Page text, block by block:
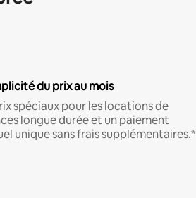
du prix au mois
spéciaux pour les locations de
longue durée et un paiement
unique sans frais supplémentaires.*